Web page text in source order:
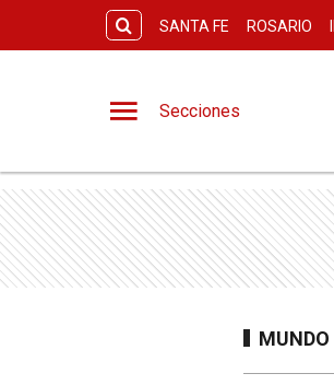
SANTA FE ROSARIO
Secciones
MUNDO